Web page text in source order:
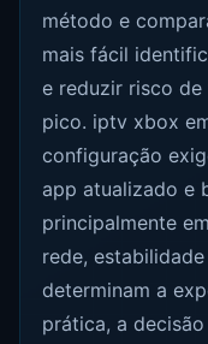
método e
mais fácil
e reduzir risco
pico. iptv xbox
configuração
app atualizado e
principalmente
rede,
determinam a
prática, a